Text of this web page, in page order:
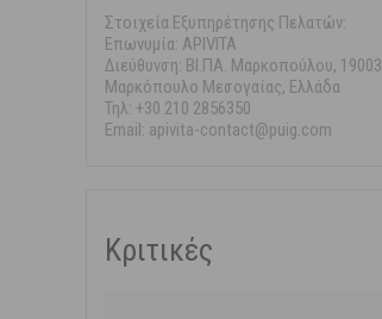
Στοιχεία Εξυπηρέτησης Πελατών:
Επωνυμία: APIVITA
Διεύθυνση: ΒΙ.ΠΑ. Μαρκοπούλου, 19003
Μαρκόπουλο Μεσογαίας, Ελλάδα
Τηλ: +30 210 2856350
Email: apivita-contact@puig.com
Κριτικές